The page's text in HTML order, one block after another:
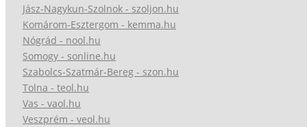
Jász-Nagykun-Szolnok - szoljon.hu
Komárom-Esztergom - kemma.hu
Nógrád - nool.hu
Somogy - sonline.hu
Szabolcs-Szatmár-Bereg - szon.hu
Tolna - teol.hu
Vas - vaol.hu
Veszprém - veol.hu